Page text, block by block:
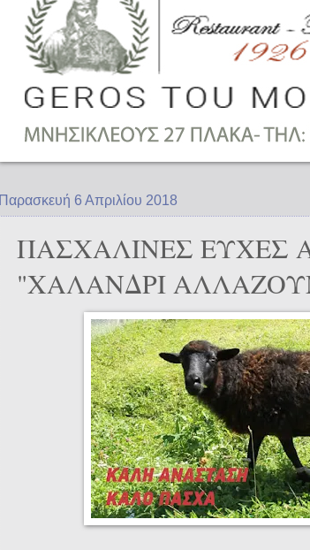
Παρασκευή 6 Απριλίου 2018
ΠΑΣΧΑΛΙΝΕΣ ΕΥΧΕΣ
"ΧΑΛΑΝΔΡΙ